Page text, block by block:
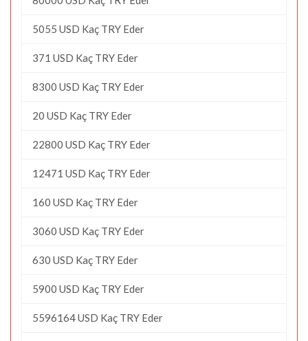
5055 USD Kaç TRY Eder
371 USD Kaç TRY Eder
8300 USD Kaç TRY Eder
20 USD Kaç TRY Eder
22800 USD Kaç TRY Eder
12471 USD Kaç TRY Eder
160 USD Kaç TRY Eder
3060 USD Kaç TRY Eder
630 USD Kaç TRY Eder
5900 USD Kaç TRY Eder
5596164 USD Kaç TRY Eder